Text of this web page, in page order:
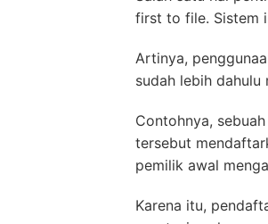
first to file. Sistem
Artinya,
sudah lebih
Contohnya,
tersebut
pemilik awal
Karena itu,